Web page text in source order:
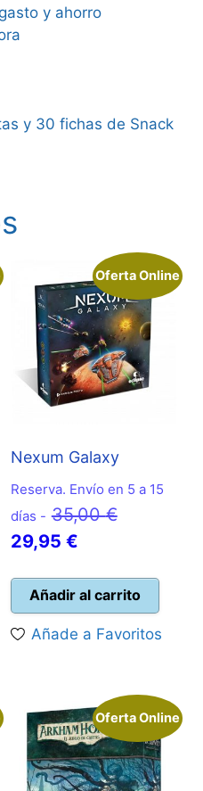
y ahorro
y 30 fichas de Snack
€.
Oferta Online
Nexum Galaxy
Reserva. Envío en 5 a 15
días - 35,00€El
era:
29,95 €El
actual
Añadir al carrito
Añade a Favoritos
Oferta Online